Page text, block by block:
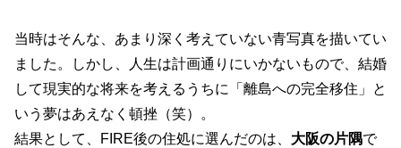
当時はそんな、あまり深く考えていない青写真を描いてい
ました。しかし、人生は計画通りにいかないもので、結婚
して現実的な将来を考えるうちに「離島への完全移住」と
いう夢はあえなく頓挫（笑）。
結果として、FIRE後の住処に選んだのは、 大阪の片隅で